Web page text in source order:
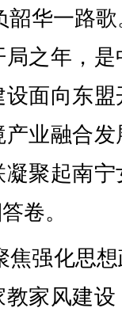
华一路
之年，
面向东
业融合发
聚起南
卷。
焦强化思
家风建